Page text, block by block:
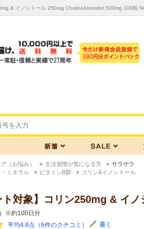
& イノシトール 250mg Choline&Inositol 500mg 100粒
（お悩み） > 生活習慣が気になる方 > サラサラ
・ミネラル > ビタミンB群 > コリン&イノシトール
ト対象】コリン250mg & イ
※約100日分
平均4.8点（6件のクチコミ）
書く